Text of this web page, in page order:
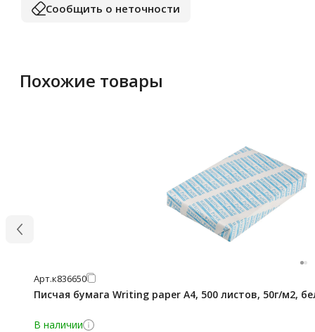
Сообщить о неточности
Похожие товары
Арт.к836650
Писчая бумага Writing paper А4, 500 листов, 50г/м2,
В наличии